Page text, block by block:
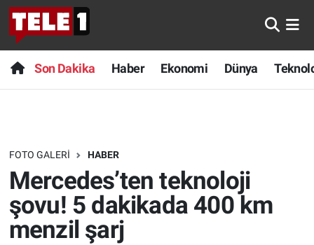
Son Dakika Haber Ekonomi Dünya
FOTO GALERI HABER
Mercedes’ten teknoloji
şovu! 5 dakikada 400 km
menzil şarj
Anında Manşet
Başka Sohbetler
Bilim turu
Bilim ve Teknoloji Evreni
Doğa Konuşuyor
Son Dakika
Haber
Dünya
Teknoloji
Sağlık
Nöbetçi Eczaneler
Hava Durumu
Trafik Durumu
Süper Lig Puan Durumu ve Fikstür
Tüm Manşetler